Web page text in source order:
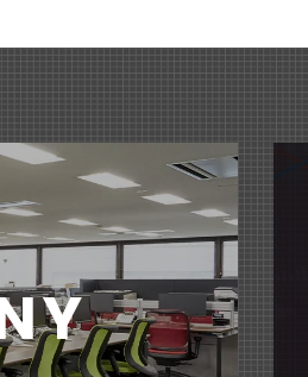
その他
せ
家具
メリオ）＞ソファーシリーズ』 リ
みで生まれる、心地よい空間。～
家具
第２四半期（中間期）の業績予想
第2四半期（中間期）決算短信〔
「日本補助犬協会」への支援につい
「日本盲導犬協会」への支援につい
文具
文具
Ｓｋｙ presents 藤原竜也のラジ
文具
」にて『小型文具シリーズ＜